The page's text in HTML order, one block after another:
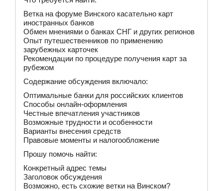
Ветка на форуме Винского касательно карт
иностранных банков
Обмен мнениями о банках СНГ и других регионов
Опыт путешественников по применению
зарубежных карточек
Рекомендации по процедуре получения карт за
рубежом
Содержание обсуждения включало:
Оптимальные банки для российских клиентов
Способы онлайн-оформления
Честные впечатления участников
Возможные трудности и особенности
Варианты внесения средств
Правовые моменты и налогообложение
Прошу помочь найти:
Конкретный адрес темы
Заголовок обсуждения
Возможно, есть схожие ветки на Винском?